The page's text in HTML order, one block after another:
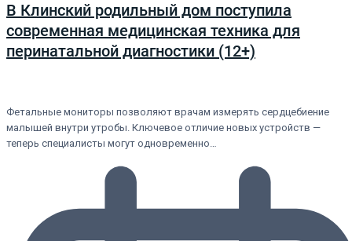
В Клинский родильный дом поступила
современная медицинская техника для
перинатальной диагностики (12+)
Фетальные мониторы позволяют врачам измерять сердцебиение
малышей внутри утробы. Ключевое отличие новых устройств —
теперь специалисты могут одновременно…